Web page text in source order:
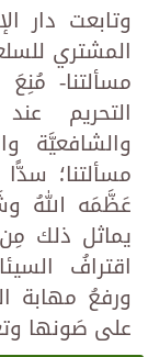
وتابعت دار
المشتري
مسألتنا-
التحريم
والشافعيَّة
مسألتنا؛
عَظَّمَه اللهُ
يماثل ذلك
اقترافُ
ورفعُ مهابة
على صَونها